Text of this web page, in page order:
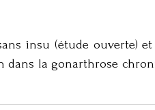
insu (étude ouverte)
la gonarthrose